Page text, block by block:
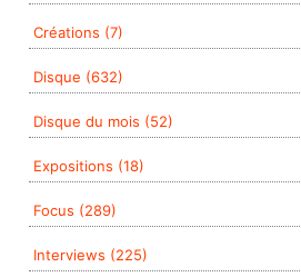
Créations (7)
Disque (632)
Disque du mois (52)
Expositions (18)
Focus (289)
Interviews (225)